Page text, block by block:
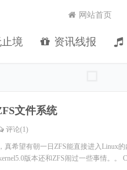
境 资讯线报
网站首页
文件系统
评论(1)
真希望有朝一日ZFS能直接进入Linux
版本还和ZFS闹过一些事情。。